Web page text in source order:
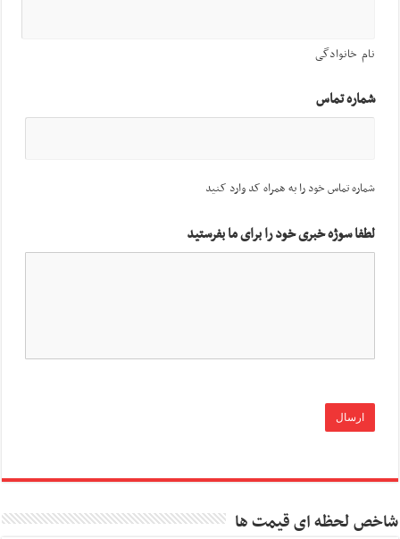
نام خانوادگی
شماره تماس
شماره تماس خود را به همراه کد وارد کنید
لطفا سوژه خبری خود را برای ما بفرستید
شاخص لحظه ای قیمت ها